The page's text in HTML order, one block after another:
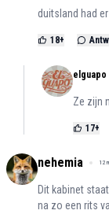
duitsland had
18+
elguapo
Ze zijn
17+
nehemia 12
Dit kabinet
na zo een rits